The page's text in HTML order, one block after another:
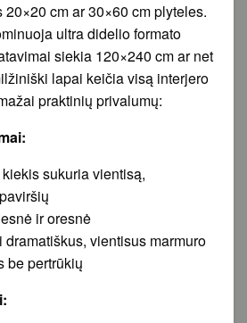
cm ar 30×60 cm plyteles.
ultra didelio formato
siekia 120×240 cm ar net
lapai keičia visą interjero
praktinių privalumų:
sukuria vientisą,
ir oresnė
dramatiškus, vientisus marmuro
be pertrūkių